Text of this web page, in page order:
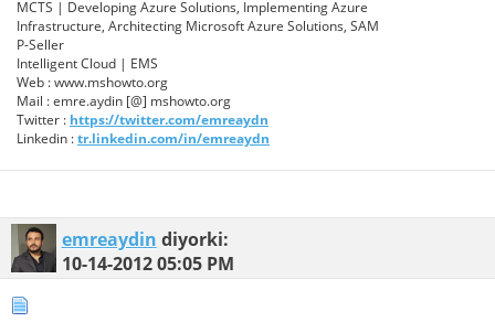
MCTS | Developing Azure Solutions, Implementing Azure
Infrastructure, Architecting Microsoft Azure Solutions, SAM
P-Seller
Intelligent Cloud | EMS
Web : www.mshowto.org
Mail : emre.aydin [@] mshowto.org
Twitter : https://twitter.com/emreaydn
Linkedin :tr.linkedin.com/in/emreaydn
emreaydin diyorki:
10-14-201205:05 PM